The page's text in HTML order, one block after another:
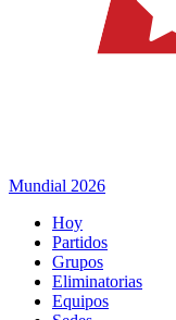
Mundial 2026
Hoy
Partidos
Grupos
Eliminatorias
Equipos